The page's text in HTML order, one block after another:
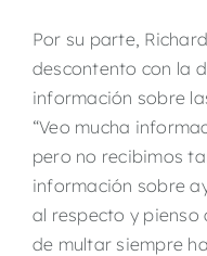
Por su parte,
descontento con la
información sobre
“Veo mucha
pero no recibimos
información sobre
al respecto y
de multar siempre